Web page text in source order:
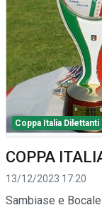
Coppa Italia Dilettanti
COPPA
13/12/2023 17:20
Sambiase e